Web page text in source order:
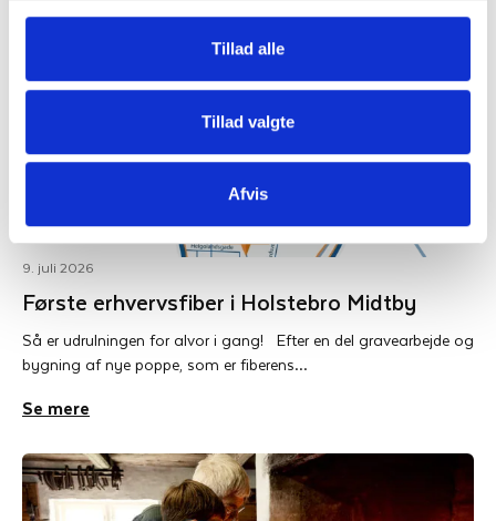
Tillad alle
Tillad valgte
Afvis
Første erhvervsfiber i Holstebro Midtby
9. juli 2026
Så er udrulningen for alvor i gang! Efter en del gravearbejde og
bygning af nye poppe, som er fiberens…
Se mere